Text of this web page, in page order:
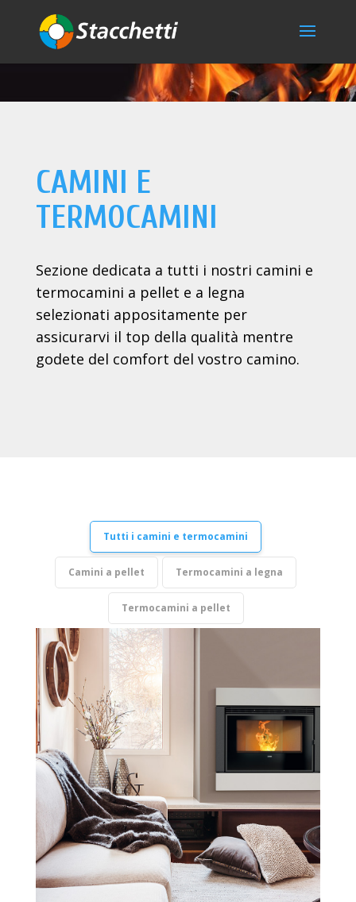
CAMINI E
TERMOCAMINI
Sezione dedicata a tutti i nostri camini e
termocamini a pellet e a legna
selezionati appositamente per
assicurarvi il top della qualità mentre
godete del comfort del vostro camino.
Tutti i camini e termocamini
Camini a pellet Termocamini a legna
Termocamini a pellet